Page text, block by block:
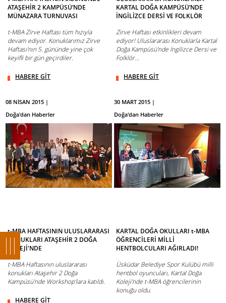
ATAŞEHİR 2 KAMPÜSÜ’NDE
MÜNAZARA TURNUVASI
t-MBA Zirve Haftası tüm hızıyla
devam ediyor. Konuklarımız Zirve
Haftası'nın 5. gününde yine çok
keyifli bir gün geçirdiler.
HABERE GİT
KARTAL DOĞA KAMPÜSÜ’NDE
İNGİLİZCE DERSİ VE FOLKLÖR
Zirve Haftası etkinlikleri devam
ediyor! Uluslararası Konuklarla Kartal
Doğa Kampüsü'nde İngilizce Dersi ve
Folklör...
HABERE GİT
08 NİSAN 2015 |
Doğa'dan Haberler
t-MBA HAFTASININ ULUSLARARASI
KONUKLARI ATAŞEHİR 2 DOĞA
KOLEJİ'NDE
t-MBA Haftasının uluslararası
konukları Ataşehir 2 Doğa
Kampüsü'nde Workshop'lara katıldı.
HABERE GİT
30 MART 2015 |
Doğa'dan Haberler
KARTAL DOĞA OKULLARI t-MBA
ÖĞRENCİLERİ MİLLİ
HENTBOLCULARI AĞIRLADI!
Üsküdar Belediye Spor Kulübü milli
hentbol oyuncuları, Kartal Doğa
Koleji'nde t-MBA öğrencilerinin
konuğu oldu.